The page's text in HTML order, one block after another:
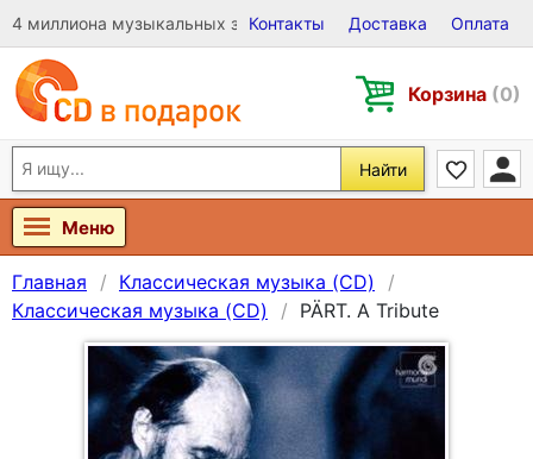
4 миллиона музыкальных записей на Виниле, CD и DVD
Контакты Доставка Оплата
Корзина (0)
Найти
Меню
Главная
Классическая музыка (CD)
Классическая музыка (CD)
PÄRT. A Tribute